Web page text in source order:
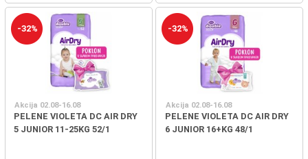
-32%
Akcija 02.08-16.08
PELENE VIOLETA DC AIR DRY
5 JUNIOR 11-25KG 52/1
-32%
Akcija 02.08-16.08
PELENE VIOLETA DC AIR DRY
6 JUNIOR 16+KG 48/1